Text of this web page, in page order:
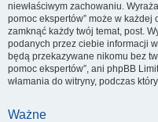
niewłaściwym zachowaniu.
pomoc ekspertów” może w
zamknąć każdy twój temat, post.
podanych przez ciebie informacji
będą przekazywane nikomu bez
pomoc ekspertów”, ani phpBB
włamania do witryny, podczas
Ważne